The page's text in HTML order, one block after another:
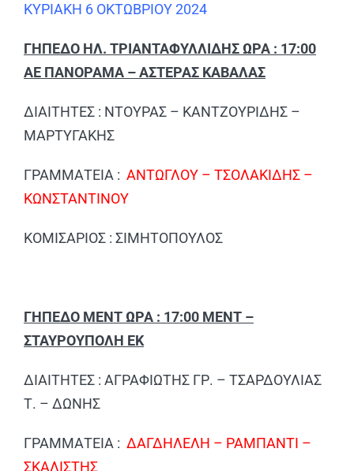
ΚΥΡΙΑΚΗ 6 ΟΚΤΩΒΡΙΟΥ 2024
ΓΗΠΕΔΟ ΗΛ. ΤΡΙΑΝΤΑΦΥΛΛΙΔΗΣ ΩΡΑ : 17:00
ΑΕ ΠΑΝΟΡΑΜΑ – ΑΣΤΕΡΑΣ ΚΑΒΑΛΑΣ
ΔΙΑΙΤΗΤΕΣ : ΝΤΟΥΡΑΣ – ΚΑΝΤΖΟΥΡΙΔΗΣ –
ΜΑΡΤΥΓΑΚΗΣ
ΓΡΑΜΜΑΤΕΙΑ : ΑΝΤΩΓΛΟΥ – ΤΣΟΛΑΚΙΔΗΣ –
ΚΩΝΣΤΑΝΤΙΝΟΥ
ΚΟΜΙΣΑΡΙΟΣ : ΣΙΜΗΤΟΠΟΥΛΟΣ
ΓΗΠΕΔΟ ΜΕΝΤ ΩΡΑ : 17:00 ΜΕΝΤ –
ΣΤΑΥΡΟΥΠΟΛΗ ΕΚ
ΔΙΑΙΤΗΤΕΣ : ΑΓΡΑΦΙΩΤΗΣ ΓΡ. – ΤΣΑΡΔΟΥΛΙΑΣ
Τ. – ΔΩΝΗΣ
ΓΡΑΜΜΑΤΕΙΑ : ΔΑΓΔΗΛΕΛΗ – ΡΑΜΠΑΝΤΙ –
ΣΚΑΛΙΣΤΗΣ